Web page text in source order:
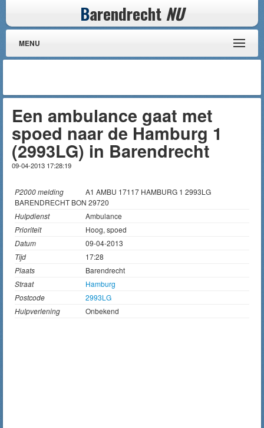
Barendrecht NU
MENU
Een ambulance gaat met
spoed naar de Hamburg 1
(2993LG) in Barendrecht
09-04-2013 17:28:19
P2000 melding
A1 AMBU 17117 HAMBURG 1 2993LG
BARENDRECHT BON 29720
Hulpdienst
Ambulance
Prioriteit
Hoog, spoed
Datum
09-04-2013
Tijd
17:28
Plaats
Barendrecht
Straat
Hamburg
Postcode
2993LG
Hulpverlening
Onbekend